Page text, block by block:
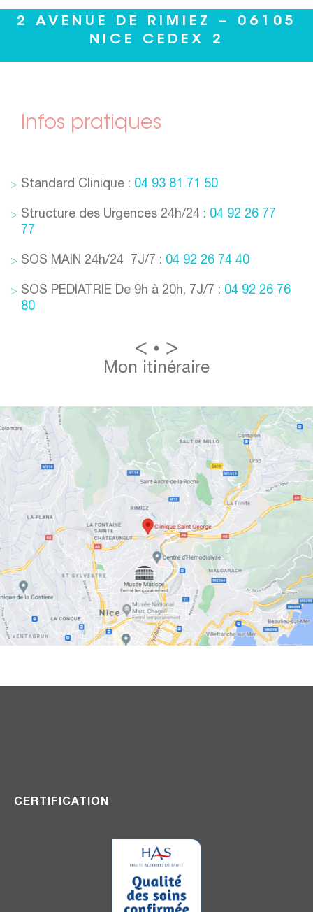
2 AVENUE DE RIMIEZ – 06105
NICE CEDEX 2
Infos pratiques
Standard Clinique : 04 93 81 71 50
Structure des Urgences 24h/24 : 04 92 26 77
77
SOS MAIN 24h/24 7J/7 : 04 92 26 74 40
SOS PEDIATRIE De 9h à 20h, 7J/7 : 04 92 26 76
80
Mon itinéraire
CERTIFICATION